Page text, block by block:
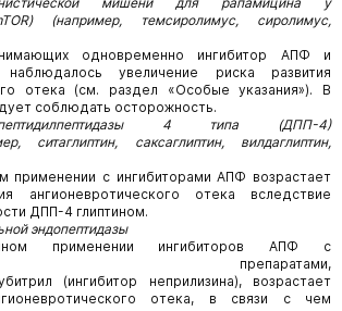
(например, темсиролимус, сиролимус,
одновременно ингибитор АПФ и
наблюдалось увеличение риска развития
отека (см. раздел «Особые указания»). В
соблюдать осторожность.
4 типа (ДПП-4)
ситаглиптин, саксаглиптин, вилдаглиптин,
применении с ингибиторами АПФ возрастает
ангионевротического отека вследствие
ДПП-4 глиптином.
эндопептидазы
применении ингибиторов АПФ с
препаратами,
(ингибитор неприлизина), возрастает
отека, в связи с чем